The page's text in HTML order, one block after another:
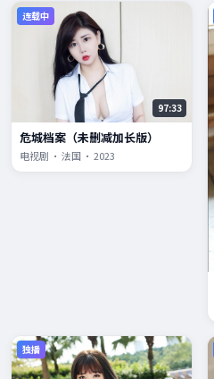
连载中
97:33
危城档案（未删减加长版）
电视剧 · 法国 · 2023
独播